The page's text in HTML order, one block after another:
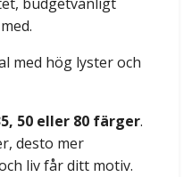
med hög lyster och
50 eller 80 färger.
desto mer
liv får ditt motiv.